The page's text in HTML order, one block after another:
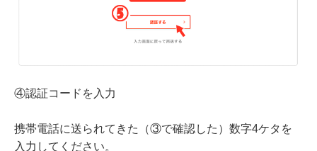
④認証コードを入力
携帯電話に送られてきた（③で確認した）数字4ケタを
入力してください。